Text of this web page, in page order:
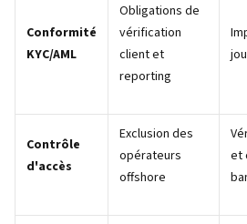
Conformité
KYC/AML
Obligations de
vérification
client et
reporting
Contrôle
d'accès
Exclusion des
opérateurs
offshore
et